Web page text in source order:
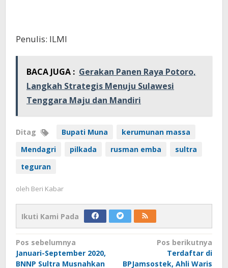
Penulis: ILMI
BACA JUGA : Gerakan Panen Raya Potoro,
Langkah Strategis Menuju Sulawesi
Tenggara Maju dan Mandiri
Ditag Bupati Muna
kerumunan massa
Mendagri
pilkada rusman emba
sultra
teguran
oleh Beri Kabar
Ikuti Kami Pada
Navigasi
pos
Pos sebelumnya
Januari-September 2020,
BNNP Sultra Musnahkan
Pos berikutnya
Terdaftar di
BPJamsostek, Ahli Waris